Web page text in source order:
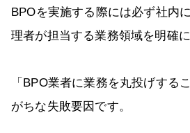
BPOを実施する際には必ず社内
理者が担当する業務領域を明確に
「BPO業者に業務を丸投げする
がちな失敗要因です。